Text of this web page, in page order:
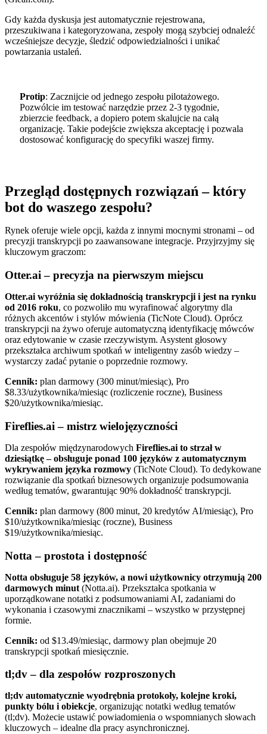
Gdy każda dyskusja jest automatycznie rejestrowana,
przeszukiwana i kategoryzowana, zespoły mogą szybciej odnaleźć
wcześniejsze decyzje, śledzić odpowiedzialności i unikać
powtarzania ustaleń.
Protip: Zacznijcie od jednego zespołu pilotażowego.
Pozwólcie im testować narzędzie przez 2-3 tygodnie,
zbierzcie feedback, a dopiero potem skalujcie na całą
organizację. Takie podejście zwiększa akceptację i pozwala
dostosować konfigurację do specyfiki waszej firmy.
Przegląd dostępnych rozwiązań – który
bot do waszego zespołu?
Rynek oferuje wiele opcji, każda z innymi mocnymi stronami – od
precyzji transkrypcji po zaawansowane integracje. Przyjrzyjmy się
kluczowym graczom:
Otter.ai – precyzja na pierwszym miejscu
Otter.ai wyróżnia się dokładnością transkrypcji i jest na rynku
od 2016 roku, co pozwoliło mu wyrafinować algorytmy dla
różnych akcentów i stylów mówienia (TicNote Cloud). Oprócz
transkrypcji na żywo oferuje automatyczną identyfikację mówców
oraz edytowanie w czasie rzeczywistym. Asystent głosowy
przekształca archiwum spotkań w inteligentny zasób wiedzy –
wystarczy zadać pytanie o poprzednie rozmowy.
Cennik: plan darmowy (300 minut/miesiąc), Pro
$8.33/użytkownika/miesiąc (rozliczenie roczne), Business
$20/użytkownika/miesiąc.
Fireflies.ai – mistrz wielojęzyczności
Dla zespołów międzynarodowych Fireflies.ai to strzał w
dziesiątkę – obsługuje ponad 100 języków z automatycznym
wykrywaniem języka rozmowy (TicNote Cloud). To dedykowane
rozwiązanie dla spotkań biznesowych organizuje podsumowania
według tematów, gwarantując 90% dokładność transkrypcji.
Cennik: plan darmowy (800 minut, 20 kredytów AI/miesiąc), Pro
$10/użytkownika/miesiąc (roczne), Business
$19/użytkownika/miesiąc.
Notta – prostota i dostępność
Notta obsługuje 58 języków, a nowi użytkownicy otrzymują 200
darmowych minut (Notta.ai). Przekształca spotkania w
uporządkowane notatki z podsumowaniami AI, zadaniami do
wykonania i czasowymi znacznikami – wszystko w przystępnej
formie.
Cennik: od $13.49/miesiąc, darmowy plan obejmuje 20
transkrypcji spotkań miesięcznie.
tl;dv – dla zespołów rozproszonych
tl;dv automatycznie wyodrębnia protokoły, kolejne kroki,
punkty bólu i obiekcje, organizując notatki według tematów
(tl;dv). Możecie ustawić powiadomienia o wspomnianych słowach
kluczowych – idealne dla pracy asynchronicznej.